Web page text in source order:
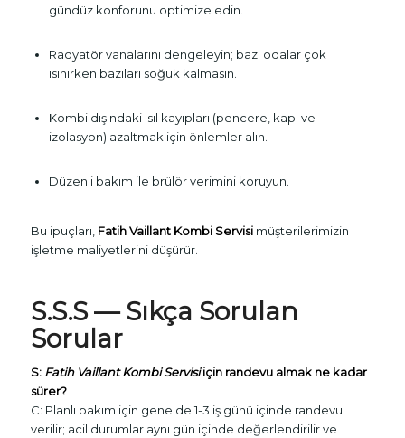
gündüz konforunu optimize edin.
Radyatör vanalarını dengeleyin; bazı odalar çok
ısınırken bazıları soğuk kalmasın.
Kombi dışındaki ısıl kayıpları (pencere, kapı ve
izolasyon) azaltmak için önlemler alın.
Düzenli bakım ile brülör verimini koruyun.
Bu ipuçları, Fatih Vaillant Kombi Servisimüşterilerimizin
işletme maliyetlerini düşürür.
S.S.S — Sıkça Sorulan
Sorular
S: Fatih Vaillant Kombi Servisiiçin randevu almak ne kadar
sürer?
C: Planlı bakım için genelde 1-3 iş günü içinde randevu
verilir; acil durumlar aynı gün içinde değerlendirilir ve